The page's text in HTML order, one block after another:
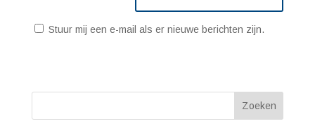
Stuur mij een e-mail als er nieuwe berichten zijn.